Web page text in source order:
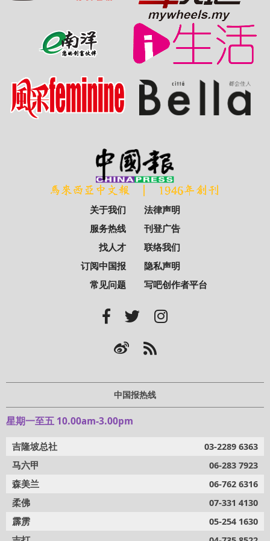
关于我们
服务热线
找人才
订阅中国报
常见问题
法律声明
刊登广告
联络我们
隐私声明
写吧创作者平台
中国报热线
星期一至五 10.00am-3.00pm
吉隆坡总社
03-2289 6363
马六甲
06-283 7923
森美兰
06-762 6316
柔佛
07-331 4130
霹雳
05-254 1630